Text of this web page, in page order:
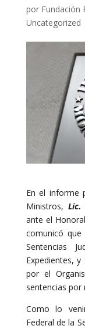
por Fundación
Uncategorized
En el informe
Ministros,Lic.
ante el
comunicó
Sentencias
Expedientes,
por el
sentencias por
Como lo
Federal de la